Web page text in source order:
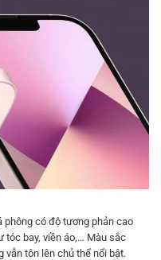
phông có độ tương phản cao
tóc bay, viền áo,… Màu sắc
vẫn tôn lên chủ thể nổi bật.